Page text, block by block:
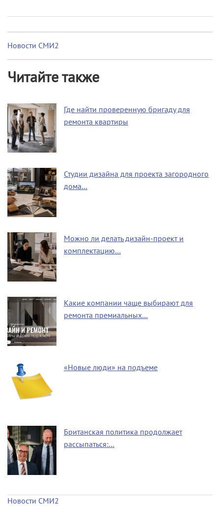
Новости СМИ2
Читайте также
Где найти проверенную бригаду для
ремонта квартиры
Студии дизайна для проекта загородного
дома…
Можно ли делать дизайн-проект и
комплектацию…
Какие компании чаще выбирают для
ремонта премиальных…
«Новые люди» на подъеме
Британская политика продолжает
рассыпаться:…
Новости СМИ2